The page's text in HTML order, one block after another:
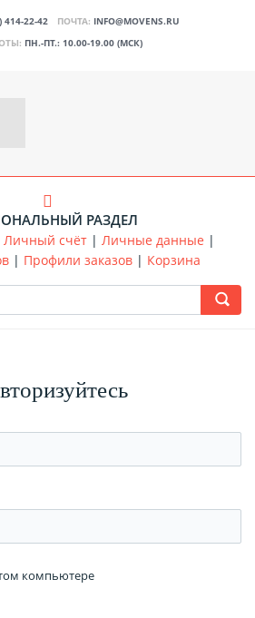
414-22-42 ПОЧТА: INFO@MOVENS.RU
ПН.-ПТ.: 10.00-19.00 (МСК)
РАЗДЕЛ
Личный счёт | Личные данные |
| Профили заказов| Корзина
компьютере